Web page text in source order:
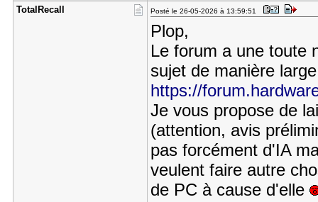
TotalRecal​l Posté le 26-05-2026 à 13:59:51
Plop,
Le forum a une toute
sujet de manière
https://
Je vous propose de
(attention, avis
pas forcément d'IA
veulent faire autre
de PC à cause d'elle